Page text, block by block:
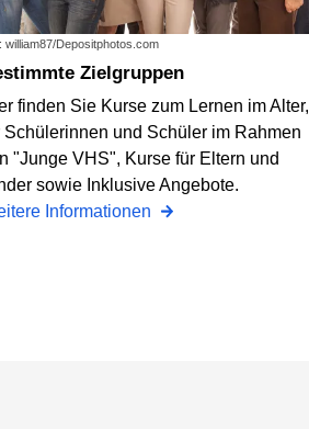
william87/Depositphotos.com
Zielgruppen
finden Sie Kurse zum Lernen im Alter,
Schülerinnen und Schüler im Rahmen
"Junge VHS", Kurse für Eltern und
sowie Inklusive Angebote.
Informationen